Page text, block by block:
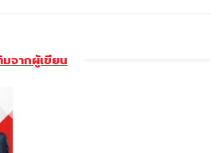
มจากผู้เขียน